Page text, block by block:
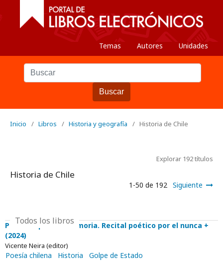
Temas Autores Unidades
Buscar
Inicio / Libros / Historia y geografía / Historia de Chile
Explorar 192 títulos
Historia de Chile
1-50 de 192 Siguiente
Todos los libros
Palabras para la memoria. Recital poético por el nunca +
(2024)
Vicente Neira (editor)
Poesía chilena Historia
Golpe de Estado